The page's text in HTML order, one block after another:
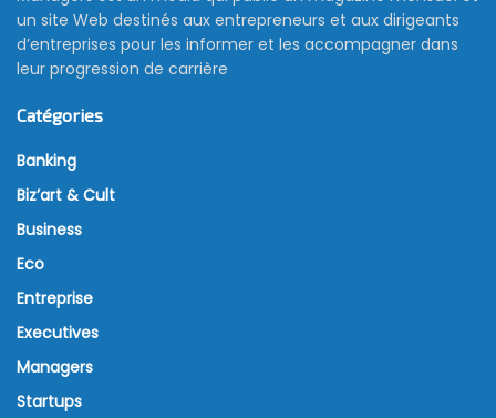
un site Web destinés aux entrepreneurs et aux dirigeants
d’entreprises pour les informer et les accompagner dans
leur progression de carrière
Catégories
Banking
Biz’art & Cult
Business
Eco
Entreprise
Executives
Managers
Startups